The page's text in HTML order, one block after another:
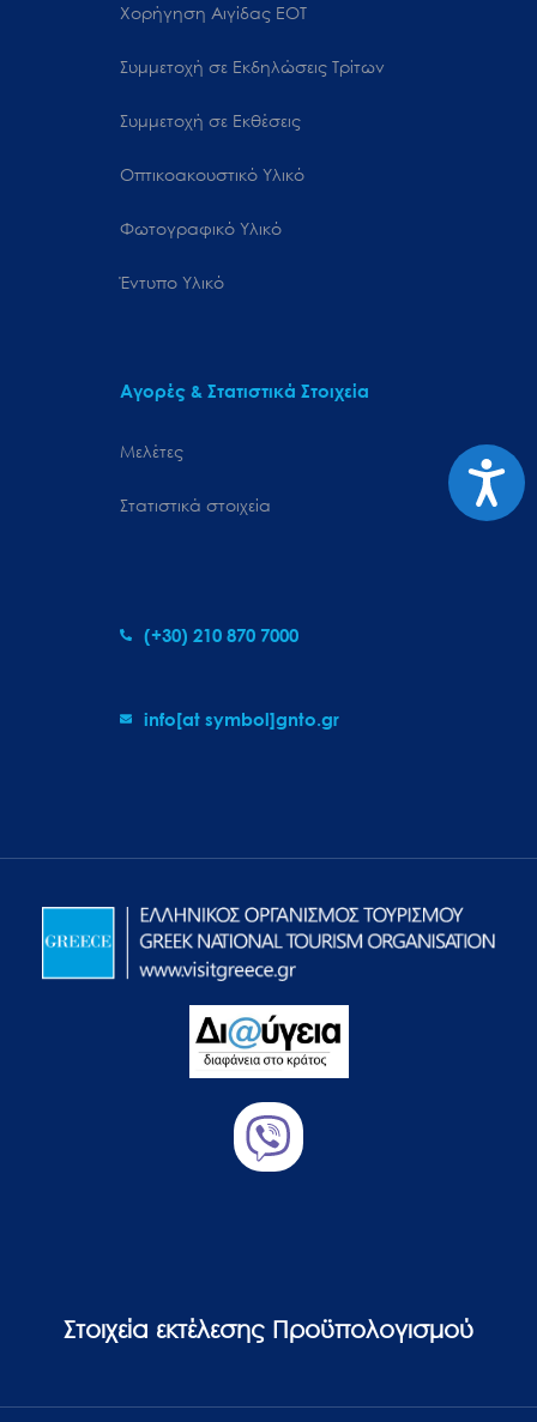
Χορήγηση Αιγίδας ΕΟΤ
Συμμετοχή σε Εκδηλώσεις Τρίτων
Συμμετοχή σε Εκθέσεις
Οπτικοακουστικό Υλικό
Φωτογραφικό Υλικό
Έντυπο Υλικό
Αγορές & Στατιστικά Στοιχεία
Μελέτες
Στατιστικά στοιχεία
(+30) 210 870 7000
info[at symbol]gnto.gr
Στοιχεία εκτέλεσης Προϋπολογισμού